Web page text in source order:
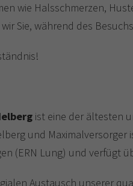
wie Halsschmerzen,
Sie, während des
ist eine der ältesten
und Maximalversorger
(ERN Lung) und verfügt
Austausch unserer